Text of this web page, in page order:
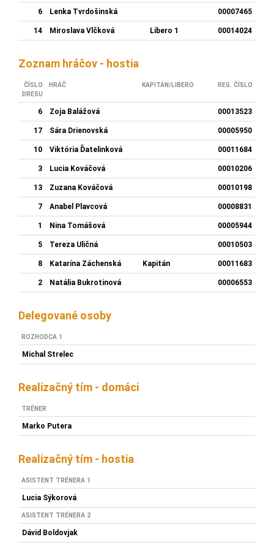
6 Lenka Tvrdošinská 00007465
14 Miroslava Vlčková Libero 1 00014024
Zoznam hráčov - hostia
ČÍSLO
DRESU
HRÁČ KAPITÁN/LIBERO REG. ČÍSLO
6 Zoja Balážová 00013523
17 Sára Drienovská 00005950
10 Viktória Ďatelinková 00011684
3 Lucia Kováčová 00010206
13 Zuzana Kováčová 00010198
7 Anabel Plavcová 00008831
1 Nina Tomášová 00005944
5 Tereza Uličná 00010503
8 Katarína Záchenská Kapitán 00011683
2 Natália Bukrotinová 00006553
Delegované osoby
ROZHODCA 1
Michal Strelec
Realizačný tím - domáci
TRÉNER
Marko Putera
Realizačný tím - hostia
ASISTENT TRÉNERA 1
Lucia Sýkorová
ASISTENT TRÉNERA 2
Dávid Boldovjak